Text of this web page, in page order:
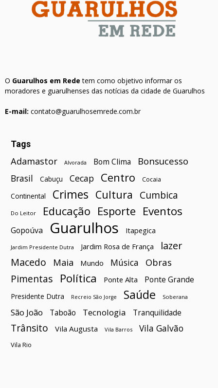
O Guarulhos em Rede tem como objetivo informar os
moradores e guarulhenses das notícias da cidade de Guarulhos
E-mail: contato@guarulhosemrede.com.br
Tags
Adamastor Alvorada Bom Clima Bonsucesso
Brasil Cabuçu Cecap Centro Cocaia
Continental Crimes Cultura Cumbica
Do Leitor Educação Esporte Eventos
Gopoúva Guarulhos Itapegica
Jardim Presidente Dutra Jardim Rosa de França
lazer
Macedo
Maia Mundo Música Obras
Pimentas Política Ponte Alta Ponte Grande
Presidente Dutra Recreio São Jorge Saúde Soberana
São João Taboão Tecnologia Tranquilidade
Trânsito Vila Augusta Vila Barros Vila Galvão
Vila Rio